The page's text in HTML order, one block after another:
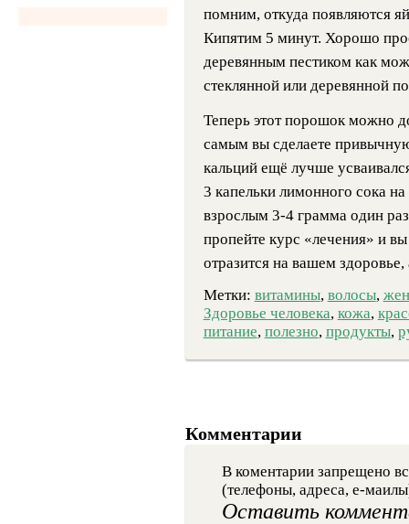
помним, откуда появляются
Кипятим 5 минут. Хорошо
деревянным пестиком как
стеклянной или деревянной
Теперь этот порошок можно
самым вы сделаете
кальций ещё лучше
3 капельки лимонного сока
взрослым 3-4 грамма один
пропейте курс «лечения» и
отразится на вашем здоровье,
Метки: витамины, волосы,
Здоровье человека, кожа,
питание, полезно, продукты,
Комментарии
В коментарии запрещено
(телефоны, адреса, е-
Оставить